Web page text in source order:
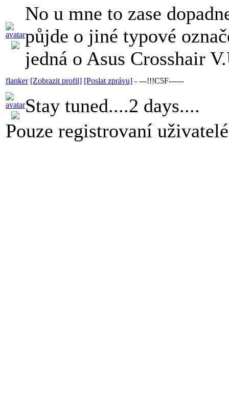
No u mne to zase
půjde o jiné typové
jedná o Asus Crosshair
flanker [Zobrazit profil] [Poslat zprávu] - ---!!!C5F------
Stay tuned....2 days....
Pouze registrovaní